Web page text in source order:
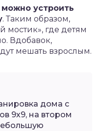
устроить
. Таким образом,
мостик», где детям
Вдобавок,
мешать взрослым.
дома с
9х9, на втором